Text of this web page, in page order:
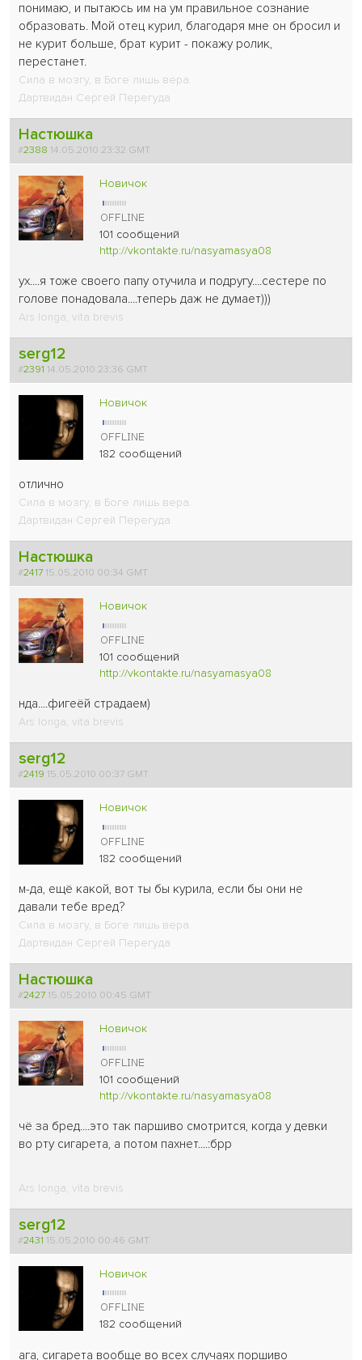
понимаю, и пытаюсь им на ум правильное сознание
образовать. Мой отец курил, благодаря мне он бросил и
не курит больше, брат курит - покажу ролик,
перестанет.
Сила в мозгу, в Боге лишь вера.
Дартвидан Сергей Перегуда
Настюшка
#2388 14.05.2010 23:32 GMT
Новичок
101 сообщений
http://vkontakte.ru/nasyamasya08
ух....я тоже своего папу отучила и подругу....сестере по
голове понадовала....теперь даж не думает)))
Ars longa, vita brevis
serg12
#2391 14.05.2010 23:36 GMT
Новичок
182 сообщений
отлично
Сила в мозгу, в Боге лишь вера.
Дартвидан Сергей Перегуда
Настюшка
#2417 15.05.2010 00:34 GMT
Новичок
101 сообщений
http://vkontakte.ru/nasyamasya08
нда....фигеёй страдаем)
Ars longa, vita brevis
serg12
#2419 15.05.2010 00:37 GMT
Новичок
182 сообщений
м-да, ещё какой, вот ты бы курила, если бы они не
давали тебе вред?
Сила в мозгу, в Боге лишь вера.
Дартвидан Сергей Перегуда
Настюшка
#2427 15.05.2010 00:45 GMT
Новичок
101 сообщений
http://vkontakte.ru/nasyamasya08
чё за бред....это так паршиво смотрится, когда у девки
во рту сигарета, а потом пахнет....:брр
Ars longa, vita brevis
serg12
#2431 15.05.2010 00:46 GMT
Новичок
182 сообщений
ага, сигарета вообще во всех случаях поршиво